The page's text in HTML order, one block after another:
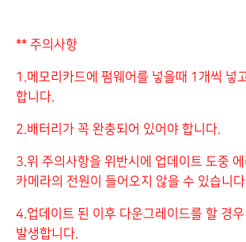
** 주의사항
1.메모리카드에 펌웨어를 넣을때 1개씩 넣
합니다.
2.배터리가 꼭 완충되어 있어야 합니다.
3.위 주의사항을 위반시에 업데이트 도중 에
카메라의 전원이 들어오지 않을 수 있습니
4.업데이트 된 이후 다운그레이드를 할 경
발생합니다.